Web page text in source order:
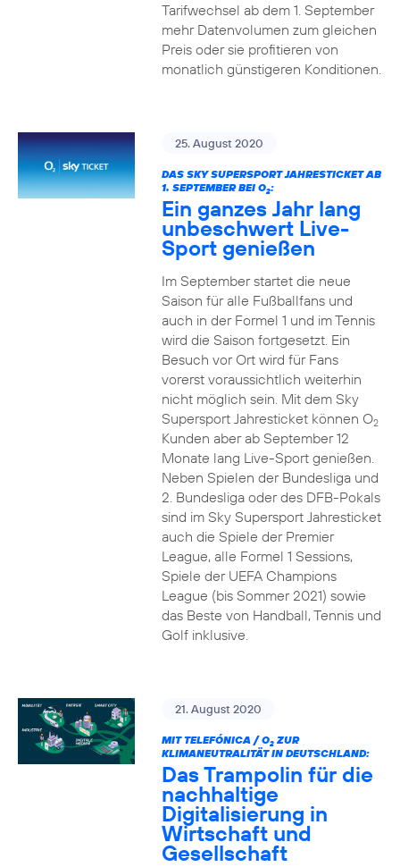
Tarifwechsel ab dem 1. September
mehr Datenvolumen zum gleichen
Preis oder sie profitieren von
monatlich günstigeren Konditionen.
25. August 2020
DAS SKY SUPERSPORT JAHRESTICKET AB
1. SEPTEMBER BEI O2:
Ein ganzes Jahr lang
unbeschwert Live-
Sport genießen
Im September startet die neue
Saison für alle Fußballfans und
auch in der Formel 1 und im Tennis
wird die Saison fortgesetzt. Ein
Besuch vor Ort wird für Fans
vorerst voraussichtlich weiterhin
nicht möglich sein. Mit dem Sky
Supersport Jahresticket können O2
Kunden aber ab September 12
Monate lang Live-Sport genießen.
Neben Spielen der Bundesliga und
2. Bundesliga oder des DFB-Pokals
sind im Sky Supersport Jahresticket
auch die Spiele der Premier
League, alle Formel 1 Sessions,
Spiele der UEFA Champions
League (bis Sommer 2021) sowie
das Beste von Handball, Tennis und
Golf inklusive.
21. August 2020
MIT TELEFÓNICA / O2ZUR
KLIMANEUTRALITÄT IN DEUTSCHLAND:
Das Trampolin für die
nachhaltige
Digitalisierung in
Wirtschaft und
Gesellschaft